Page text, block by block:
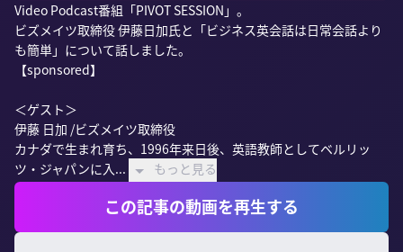
Video Podcast番組「PIVOT SESSION」。
ビズメイツ取締役 伊藤日加氏と「ビジネス英会話は日常会話より
も簡単」について話しました。
【sponsored】
＜ゲスト＞
伊藤 日加 /ビズメイツ取締役
カナダで生まれ育ち、1996年来日後、英語教師としてベルリッ
ツ・ジャパンに入...
もっと見る
この記事の動画を再生する